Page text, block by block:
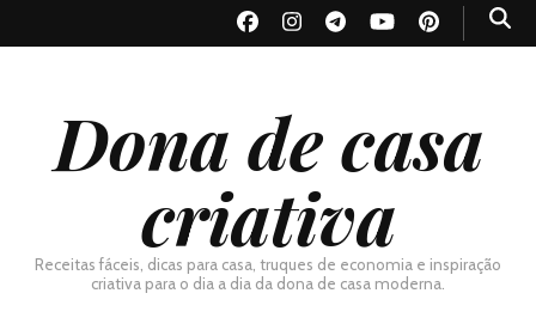
Dona de casa
criativa
Receitas fáceis, dicas para casa, truques de economia e inspiração
criativa para o dia a dia da dona de casa moderna.